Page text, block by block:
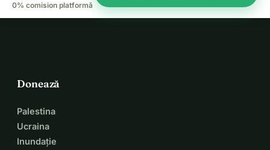
0% comision platformă
Donează
Palestina
Ucraina
Inundație